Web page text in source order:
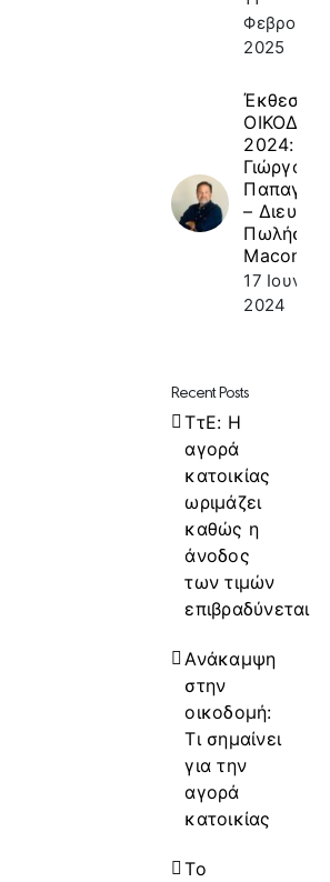
2025
Έκθεση
2024: κ.
Γιώργος
–
Macon
17
2024
Recent Posts
ΤτΕ: Η
αγορά
κατοικίας
ωριμάζει
καθώς η
άνοδος
των τιμών
επιβραδύνεται
Ανάκαμψη
στην
οικοδομή:
Τι σημαίνει
για την
αγορά
κατοικίας
Το